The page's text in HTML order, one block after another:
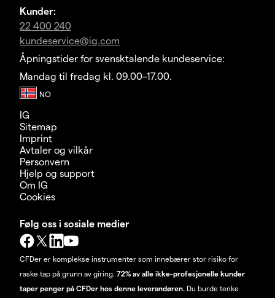
Kunder:
22 400 240
kundeservice@ig.com
Åpningstider for svensktalende kundeservice:
Mandag til fredag kl. 09.00–17.00.
IG
Sitemap
Imprint
Avtaler og vilkår
Personvern
Hjelp og support
Om IG
Cookies
Følg oss i sosiale medier
CFDer er komplekse instrumenter som innebærer stor risiko for
raske tap på grunn av giring. 72% av alle ikke-profesjonelle kunder
taper penger på CFDer hos denne leverandøren. Du burde tenke